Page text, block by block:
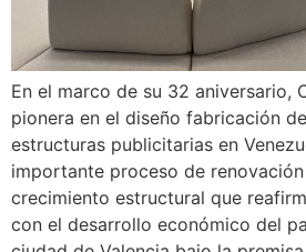
En el marco de su 32 aniversario,
pionera en el diseño fabricación
estructuras publicitarias en
importante proceso de
crecimiento estructural que
con el desarrollo económico del